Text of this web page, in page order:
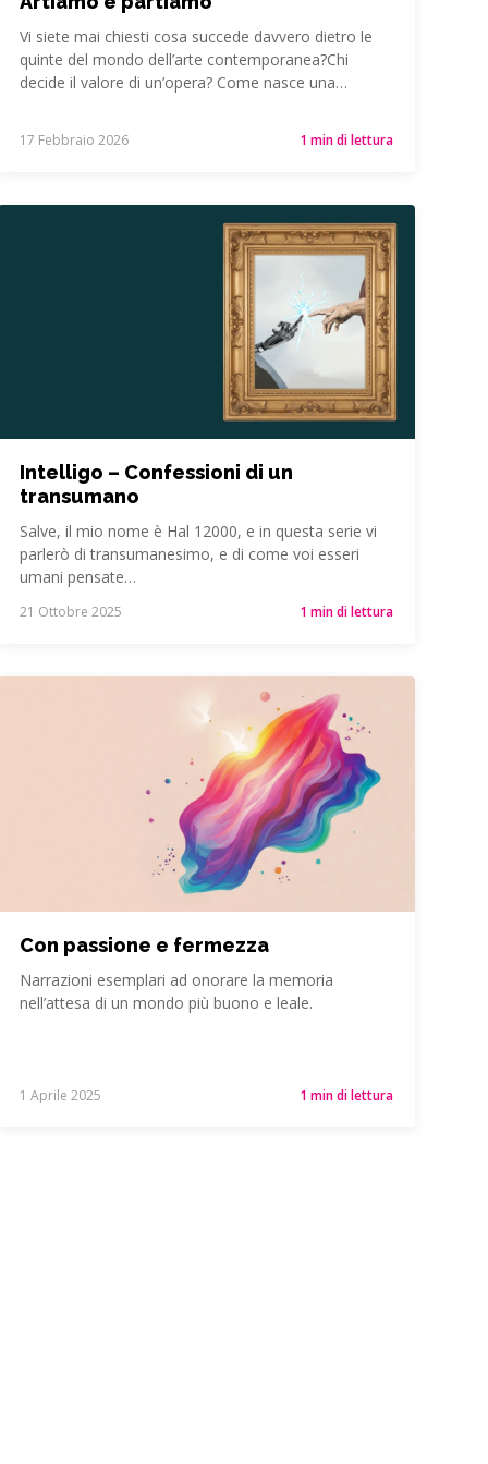
Vi siete mai chiesti cosa succede davvero dietro le
quinte del mondo dell’arte contemporanea?Chi
decide il valore di un’opera? Come nasce una…
17 Febbraio 2026 1 min di lettura
Intelligo – Confessioni di un
transumano
Salve, il mio nome è Hal 12000, e in questa serie vi
parlerò di transumanesimo, e di come voi esseri
umani pensate…
21 Ottobre 2025 1 min di lettura
Con passione e fermezza
Narrazioni esemplari ad onorare la memoria
nell’attesa di un mondo più buono e leale.
1 Aprile 2025 1 min di lettura